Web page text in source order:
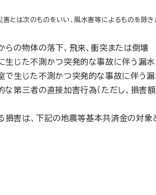
とは次のものをいい、風水害等によるものを除き
らの物体の落下、飛来、衝突または倒壊
生じた不測かつ突発的な事故に伴う漏
で生じた不測かつ突発的な事故に伴う
な第三者の直接加害行為（ただし、損害
損害は、下記の地震等基本共済金の対象